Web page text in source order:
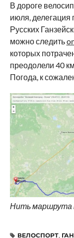
В дороге
июля, делегация
Русских
можно следить
которых
преодолели 40
Погода, к
Нить маршрута
ВЕЛОСПОРТ,